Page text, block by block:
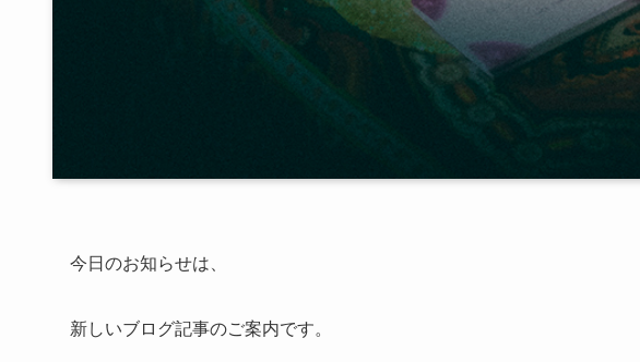
今日のお知らせは、
新しいブログ記事のご案内です。